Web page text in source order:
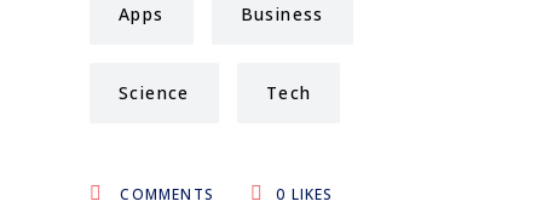
Apps Business
Science Tech
COMMENTS 0 LIKES